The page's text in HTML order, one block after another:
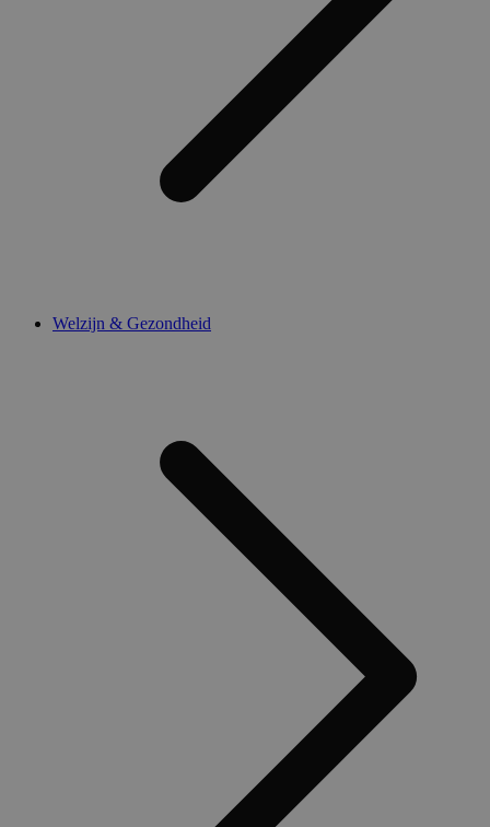
Welzijn & Gezondheid